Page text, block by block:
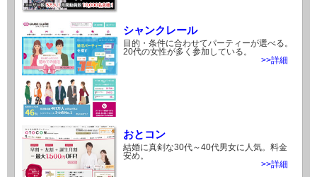
シャンクレール
目的・条件に合わせてパーティーが選べる。
20代の女性が多く参加している。
>>詳細
おとコン
結婚に真剣な30代～40代男女に人気。料金
安め。
>>詳細